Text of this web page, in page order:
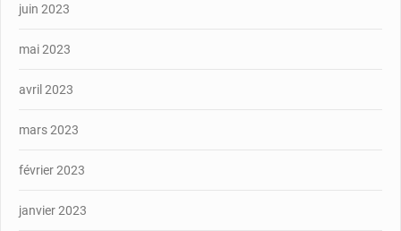
juin 2023
mai 2023
avril 2023
mars 2023
février 2023
janvier 2023